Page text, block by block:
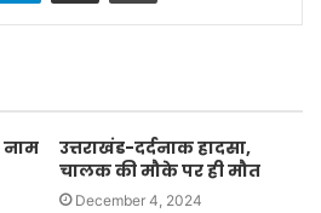
उत्तराखंड-दर्दनाक हादसा,
चालक की मौके पर ही मौत
December 4, 2024